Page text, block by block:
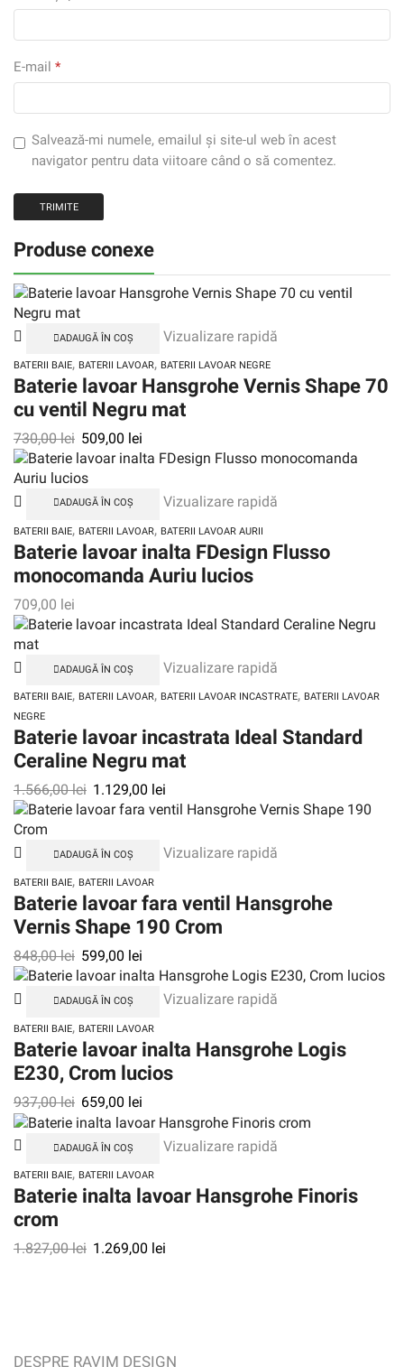
E-mail *
Salvează-mi numele, emailul și site-ul web în acest
navigator pentru data viitoare când o să comentez.
Produse conexe
ADAUGĂ ÎN COȘ Vizualizare rapidă
BATERII BAIE, BATERII LAVOAR, BATERII LAVOAR NEGRE
Baterie lavoar Hansgrohe Vernis Shape 70
cu ventil Negru mat
730,00lei 509,00 lei
ADAUGĂ ÎN COȘ Vizualizare rapidă
BATERII BAIE, BATERII LAVOAR, BATERII LAVOAR AURII
Baterie lavoar inalta FDesign Flusso
monocomanda Auriu lucios
709,00 lei
ADAUGĂ ÎN COȘ Vizualizare rapidă
BATERII BAIE, BATERII LAVOAR, BATERII LAVOAR INCASTRATE, BATERII LAVOAR
NEGRE
Baterie lavoar incastrata Ideal Standard
Ceraline Negru mat
1.566,00lei 1.129,00 lei
ADAUGĂ ÎN COȘ Vizualizare rapidă
BATERII BAIE, BATERII LAVOAR
Baterie lavoar fara ventil Hansgrohe
Vernis Shape 190 Crom
848,00lei 599,00 lei
ADAUGĂ ÎN COȘ Vizualizare rapidă
BATERII BAIE, BATERII LAVOAR
Baterie lavoar inalta Hansgrohe Logis
E230, Crom lucios
937,00lei 659,00 lei
ADAUGĂ ÎN COȘ Vizualizare rapidă
BATERII BAIE, BATERII LAVOAR
Baterie inalta lavoar Hansgrohe Finoris
crom
1.827,00lei 1.269,00 lei
DESPRE RAVIM DESIGN